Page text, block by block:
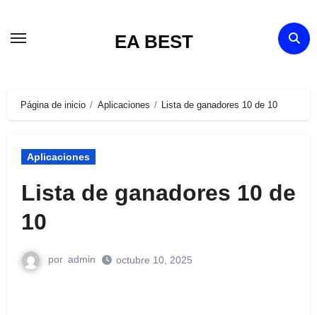
EA BEST
Página de inicio Aplicaciones Lista de ganadores 10 de 10
Aplicaciones
Lista de ganadores 10 de
10
por admin octubre 10, 2025